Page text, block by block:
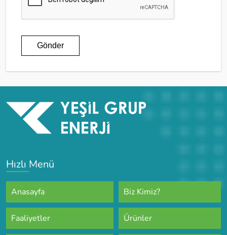
Gönder
Hızlı Menü
Anasayfa Biz Kimiz?
Faaliyetler Ürünler